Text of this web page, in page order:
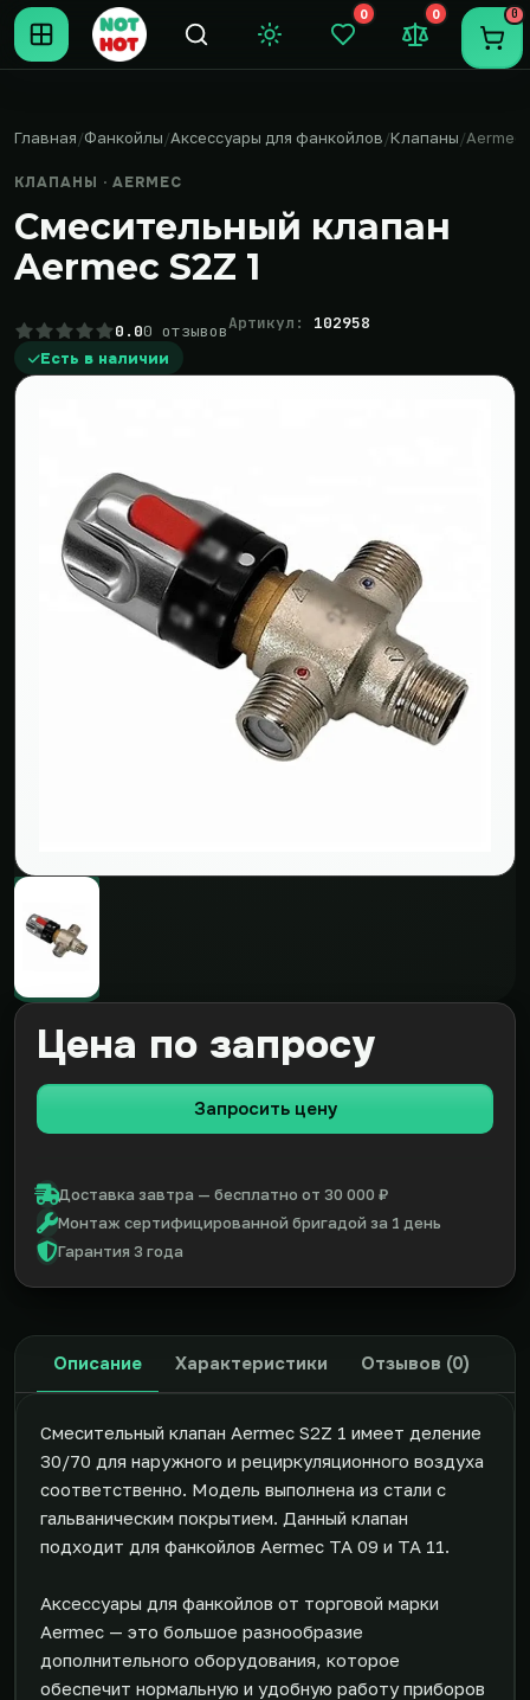
Темная тема
0
Закладки (0)
0
Сравнение
0
Главная Фанкойлы Аксессуары для фанкойлов Клапаны Aermec
КЛАПАНЫ · AERMEC
Смесительный клапан
Aermec S2Z 1
0.00 отзывовАртикул: 102958
Есть в наличии
Цена по запросу
Запросить цену
Доставка завтра — бесплатно от 30 000 ₽
Монтаж сертифицированной бригадой за 1 день
Гарантия 3 года
Описание Характеристики Отзывов (0)
Смесительный клапан Aermec S2Z 1 имеет деление
30/70 для наружного и рециркуляционного воздуха
соответственно. Модель выполнена из стали с
гальваническим покрытием. Данный клапан
подходит для фанкойлов Aermec TA 09 и TA 11.
Аксессуары для фанкойлов от торговой марки
Aermec — это большое разнообразие
дополнительного оборудования, которое
обеспечит нормальную и удобную работу приборов